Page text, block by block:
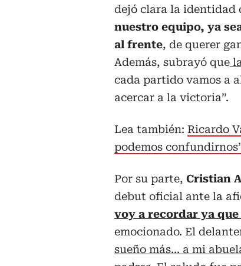
dejó clara la identidad
nuestro equipo, ya
al frente, de querer
Además, subrayó que
cada partido vamos a
acercar a la victoria”.
Lea también: Ricardo
podemos
Por su parte, Cristian
debut oficial ante la
voy a recordar ya
emocionado. El
sueño más… a mi